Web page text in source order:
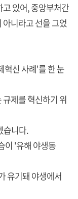
있어, 중앙부처간
니라고 선을 그었
혁신 사례'를 한 눈
제를 혁신하기 위
습니다.
이 '유해 야생동
유기돼 야생에서